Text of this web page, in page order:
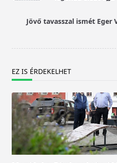
reader-Jövő tavasszal ismét Eger
EZ IS ÉRDEKELHET